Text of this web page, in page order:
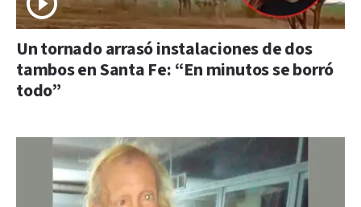
Un tornado arrasó instalaciones de dos
tambos en Santa Fe: “En minutos se borró
todo”